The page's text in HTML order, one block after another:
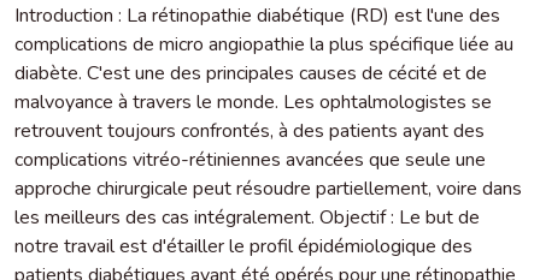
Introduction : La rétinopathie diabétique (RD) est l'une des
complications de micro angiopathie la plus spécifique liée au
diabète. C'est une des principales causes de cécité et de
malvoyance à travers le monde. Les ophtalmologistes se
retrouvent toujours confrontés, à des patients ayant des
complications vitréo-rétiniennes avancées que seule une
approche chirurgicale peut résoudre partiellement, voire dans
les meilleurs des cas intégralement. Objectif : Le but de
notre travail est d'étailler le profil épidémiologique des